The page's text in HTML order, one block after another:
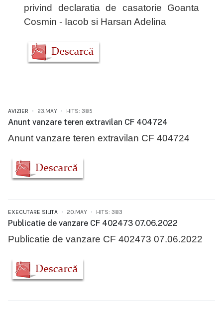
privind declaratia de casatorie Goanta
Cosmin - Iacob si Harsan Adelina
AVIZIER 23.MAY HITS: 385
Anunt vanzare teren extravilan CF 404724
Anunt vanzare teren extravilan CF 404724
EXECUTARE SILITA 20.MAY HITS: 383
Publicatie de vanzare CF 402473 07.06.2022
Publicatie de vanzare CF 402473 07.06.2022